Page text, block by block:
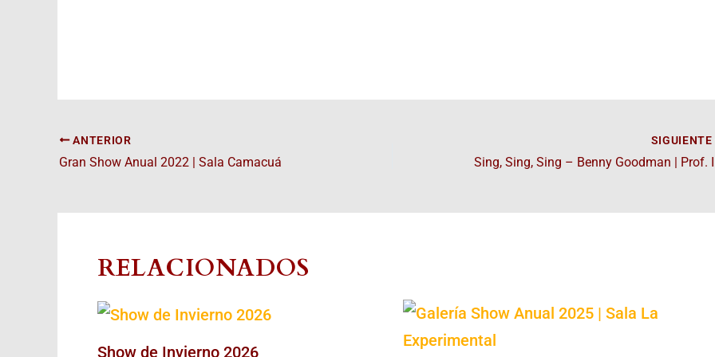
ANTERIOR
Gran Show Anual 2022 | Sala Camacuá
SIGUIENTE
RELACIONADOS
Show de Invierno 2026